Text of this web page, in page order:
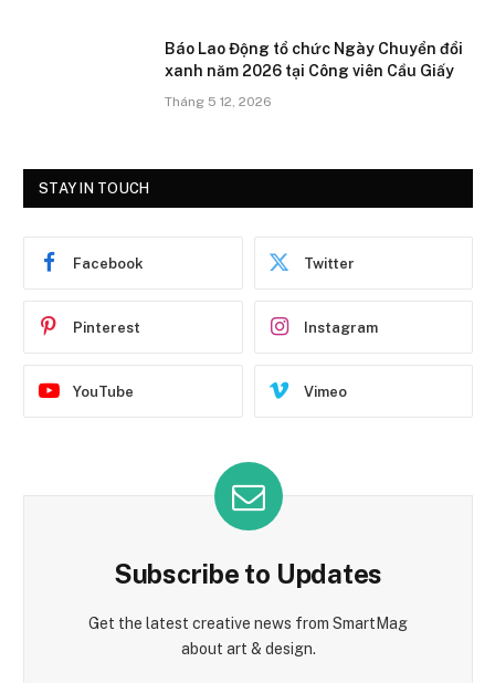
Báo Lao Động tổ chức Ngày Chuyển đổi
xanh năm 2026 tại Công viên Cầu Giấy
Tháng 5 12, 2026
STAY IN TOUCH
Facebook Twitter
Pinterest Instagram
YouTube Vimeo
Subscribe to Updates
Get the latest creative news from SmartMag
about art & design.